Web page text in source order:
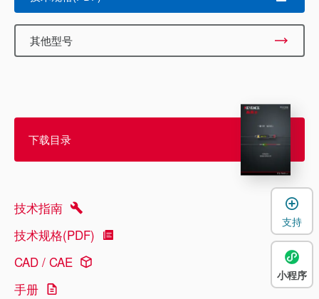
其他型号
下载目录
技术指南
技术规格(PDF)
CAD / CAE
手册
支持
小程序